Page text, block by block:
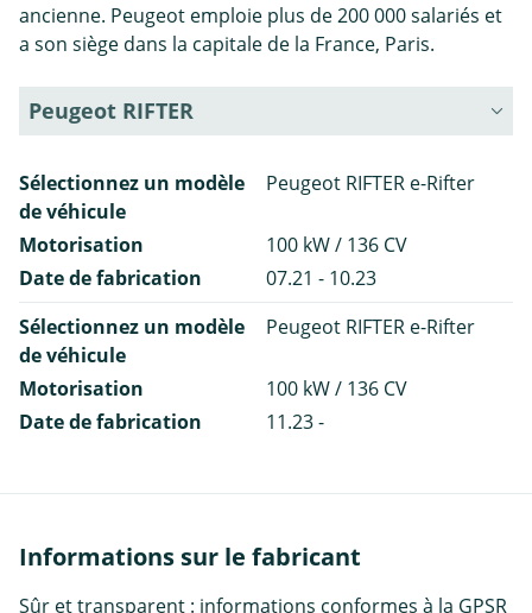
ancienne. Peugeot emploie plus de 200 000 salariés et
a son siège dans la capitale de la France, Paris.
Peugeot RIFTER
Sélectionnez un modèle
de véhicule
Peugeot RIFTER e-Rifter
Motorisation
100 kW / 136 CV
Date de fabrication
07.21 - 10.23
Sélectionnez un modèle
de véhicule
Peugeot RIFTER e-Rifter
Motorisation
100 kW / 136 CV
Date de fabrication
11.23 -
Informations sur le fabricant
Sûr et transparent : informations conformes à la GPSR